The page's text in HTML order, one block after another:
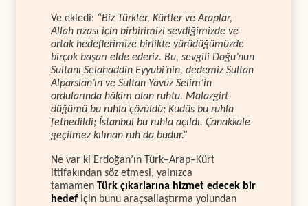
Ve ekledi: “Biz Türkler, Kürtler ve Araplar,
Allah rızası için birbirimizi sevdiğimizde ve
ortak hedeflerimize birlikte yürüdüğümüzde
birçok başarı elde ederiz. Bu, sevgili Doğu’nun
Sultanı Selahaddin Eyyubi’nin, dedemiz Sultan
Alparslan’ın ve Sultan Yavuz Selim’in
ordularında hâkim olan ruhtu. Malazgirt
düğümü bu ruhla çözüldü; Kudüs bu ruhla
fethedildi; İstanbul bu ruhla açıldı. Çanakkale
geçilmez kılınan ruh da budur.”
Ne var ki Erdoğan’ın Türk–Arap–Kürt
ittifakından söz etmesi, yalnızca
tamamen Türk çıkarlarına hizmet edecek bir
hedef için bunu araçsallaştırma yolundan